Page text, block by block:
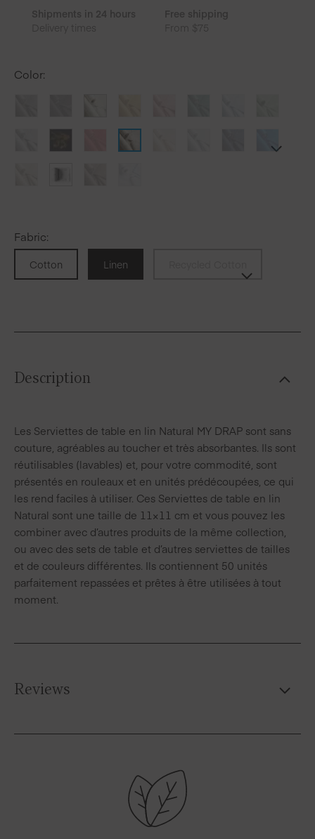
Shipments in 24 hours
Delivery times
Free shipping
From $75
Color:
Fabric:
Cotton Linen
Description
Les Serviettes de table en lin Natural MY DRAP sont sans
couture, agréables au toucher et très absorbantes. Ils sont
réutilisables (lavables) et, pour votre commodité, sont
présentés en rouleaux et en unités prédécoupées, ce qui
les rend faciles à utiliser. Ces Serviettes de table en lin
Natural sont une taille de 11×11 cm et vous pouvez les
combiner avec d’autres produits de la même collection,
ou avec des sets de table et d’autres serviettes de tailles
et de couleurs différentes. Ils contiennent 50 unités
parfaitement repassées et prêtes à être utilisées à tout
moment.
Reviews